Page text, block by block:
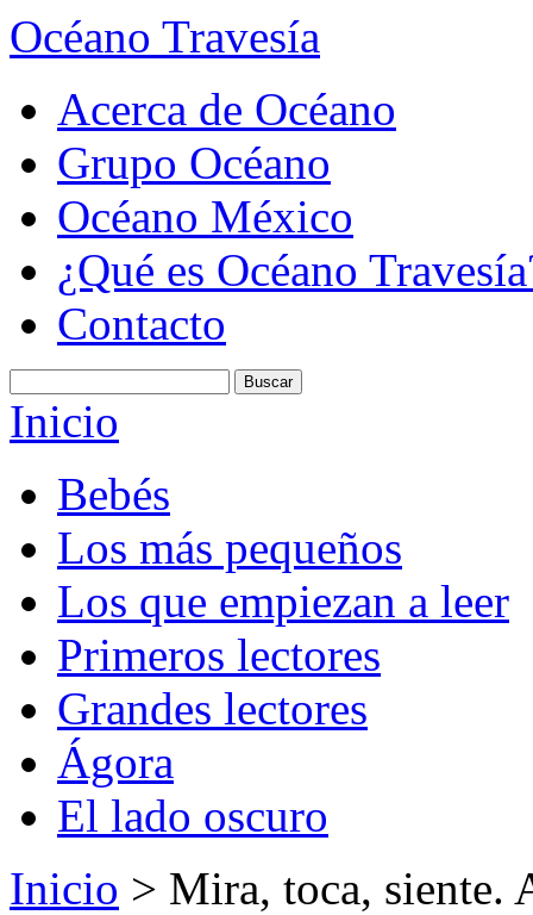
Océano Travesía
Acerca de Océano
Grupo Océano
Océano México
¿Qué es Océano
Contacto
Inicio
Bebés
Los más pequeños
Los que empiezan a leer
Primeros lectores
Grandes lectores
Ágora
El lado oscuro
Inicio > Mira, toca, siente.